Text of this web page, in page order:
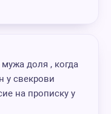
доля , когда
у свекрови
на прописку у